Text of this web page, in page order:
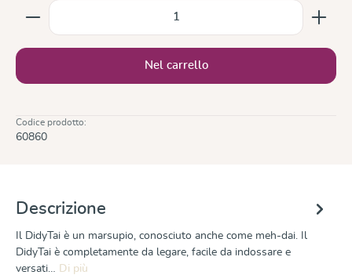
Quantità del prodotto: inserisci la quantità
Nel carrello
Codice prodotto:
60860
Descrizione
Il DidyTai è un marsupio, conosciuto anche come meh-dai. Il
DidyTai è completamente da legare, facile da indossare e
versati… Di più